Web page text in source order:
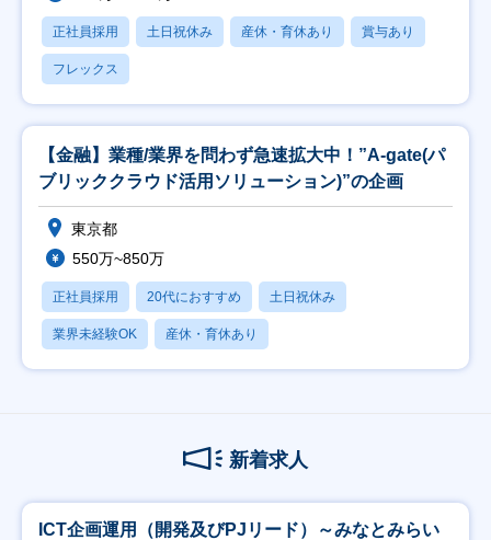
正社員採用 土日祝休み 産休・育休あり 賞与あり
フレックス
【金融】業種/業界を問わず急速拡大中！”A-gate(パ
ブリッククラウド活用ソリューション)”の企画
東京都
550万~850万
正社員採用 20代におすすめ 土日祝休み
業界未経験OK 産休・育休あり
新着求人
ICT企画運用（開発及びPJリード）～みなとみらい